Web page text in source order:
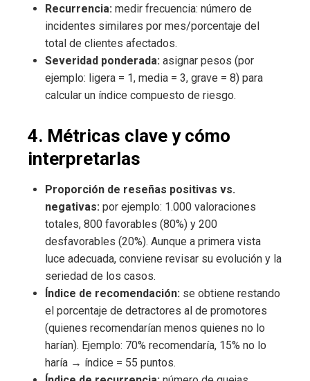
Recurrencia: medir frecuencia: número de
incidentes similares por mes/porcentaje del
total de clientes afectados.
Severidad ponderada: asignar pesos (por
ejemplo: ligera = 1, media = 3, grave = 8) para
calcular un índice compuesto de riesgo.
4. Métricas clave y cómo
interpretarlas
Proporción de reseñas positivas vs.
negativas: por ejemplo: 1.000 valoraciones
totales, 800 favorables (80%) y 200
desfavorables (20%). Aunque a primera vista
luce adecuada, conviene revisar su evolución y la
seriedad de los casos.
Índice de recomendación: se obtiene restando
el porcentaje de detractores al de promotores
(quienes recomendarían menos quienes no lo
harían). Ejemplo: 70% recomendaría, 15% no lo
haría → índice = 55 puntos.